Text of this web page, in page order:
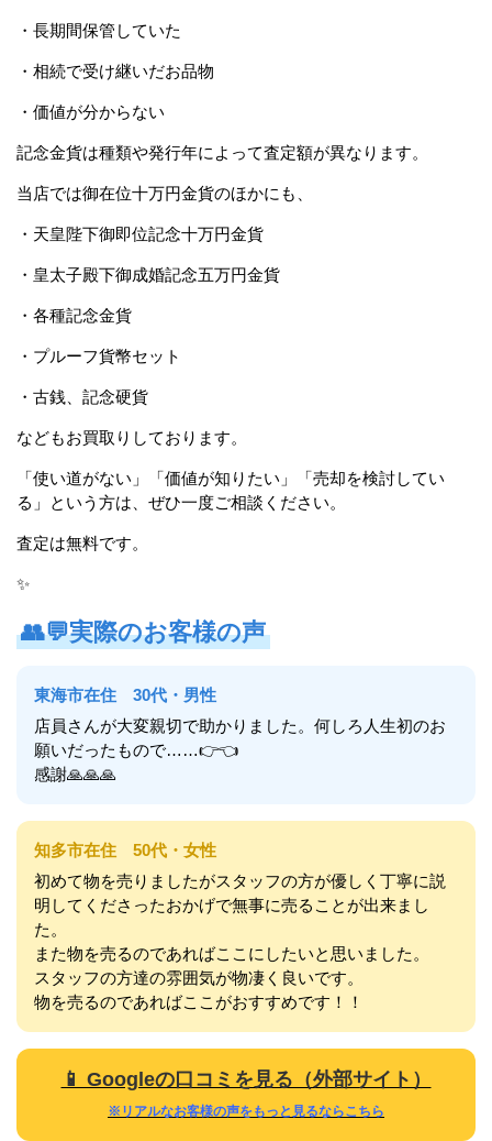
・長期間保管していた
・相続で受け継いだお品物
・価値が分からない
記念金貨は種類や発行年によって査定額が異なります。
当店では御在位十万円金貨のほかにも、
・天皇陛下御即位記念十万円金貨
・皇太子殿下御成婚記念五万円金貨
・各種記念金貨
・プルーフ貨幣セット
・古銭、記念硬貨
などもお買取りしております。
「使い道がない」「価値が知りたい」「売却を検討してい
る」という方は、ぜひ一度ご相談ください。
査定は無料です。
✨
👥💬実際のお客様の声
東海市在住 30代・男性
店員さんが大変親切で助かりました。何しろ人生初のお
願いだったもので……👉👈
感謝🙏🙏🙏
知多市在住 50代・女性
初めて物を売りましたがスタッフの方が優しく丁寧に説
明してくださったおかげで無事に売ることが出来まし
た。
また物を売るのであればここにしたいと思いました。
スタッフの方達の雰囲気が物凄く良いです。
物を売るのであればここがおすすめです！！
📱 Googleの口コミを見る（外部サイト）
※リアルなお客様の声をもっと見るならこちら